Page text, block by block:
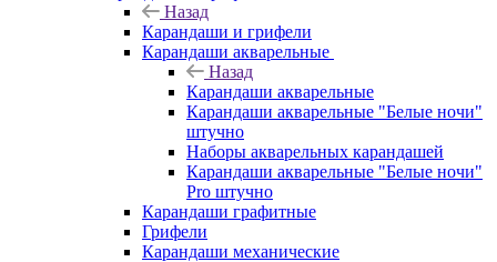
Назад
Карандаши и грифели
Карандаши акварельные
Назад
Карандаши акварельные
Карандаши акварельные "Белые ночи"
штучно
Наборы акварельных карандашей
Карандаши акварельные "Белые ночи"
Pro штучно
Карандаши графитные
Грифели
Карандаши механические